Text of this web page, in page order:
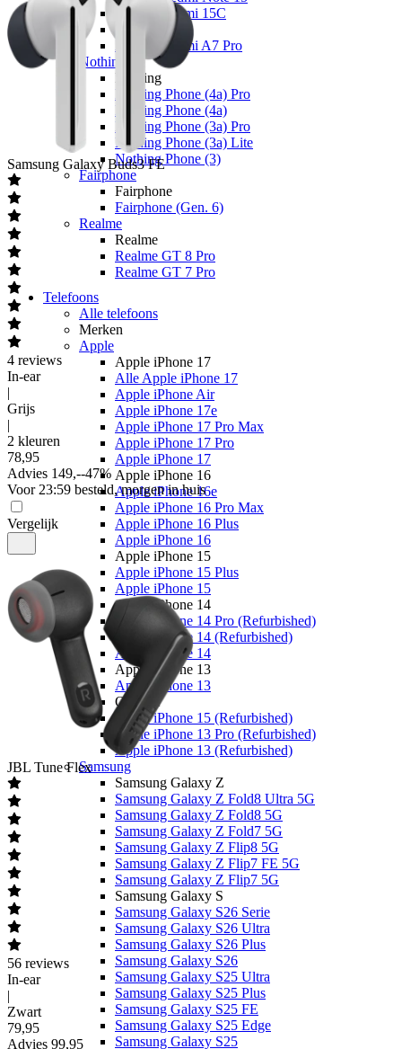
Xiaomi Redmi 15C
Xiaomi Redmi A7 Pro
Nothing
Nothing
Nothing Phone (4a) Pro
Nothing Phone (4a)
Nothing Phone (3a) Pro
Nothing Phone (3a) Lite
Nothing Phone (3)
Fairphone
Fairphone
Fairphone (Gen. 6)
Realme
Realme
Realme GT 8 Pro
Realme GT 7 Pro
Telefoons
Alle telefoons
Merken
Apple
Apple iPhone 17
Alle Apple iPhone 17
Apple iPhone Air
Apple iPhone 17e
Apple iPhone 17 Pro Max
Apple iPhone 17 Pro
Apple iPhone 17
Apple iPhone 16
Apple iPhone 16e
Apple iPhone 16 Pro Max
Apple iPhone 16 Plus
Apple iPhone 16
Apple iPhone 15
Apple iPhone 15 Plus
Apple iPhone 15
Apple iPhone 14
Apple iPhone 14 Pro (Refurbished)
Apple iPhone 14 (Refurbished)
Apple iPhone 14
Apple iPhone 13
Apple iPhone 13
Overige
Apple iPhone 15 (Refurbished)
Apple iPhone 13 Pro (Refurbished)
Apple iPhone 13 (Refurbished)
Samsung
Samsung Galaxy Z
Samsung Galaxy Z Fold8 Ultra 5G
Samsung Galaxy Z Fold8 5G
Samsung Galaxy Z Fold7 5G
Samsung Galaxy Z Flip8 5G
Samsung Galaxy Z Flip7 FE 5G
Samsung Galaxy Z Flip7 5G
Samsung Galaxy S
Samsung Galaxy S26 Serie
Samsung Galaxy S26 Ultra
Samsung Galaxy S26 Plus
Samsung Galaxy S26
Samsung Galaxy S25 Ultra
Samsung Galaxy S25 Plus
Samsung Galaxy S25 FE
Samsung Galaxy S25 Edge
Samsung Galaxy S25
Samsung Galaxy Buds3 FE
4 reviews
In-ear
|
Grijs
|
2 kleuren
78,95
Advies 149,--47%
Voor 23:59 besteld, morgen in huis
Vergelijk
JBL Tune Flex
56 reviews
In-ear
|
Zwart
79,95
Advies 99,95